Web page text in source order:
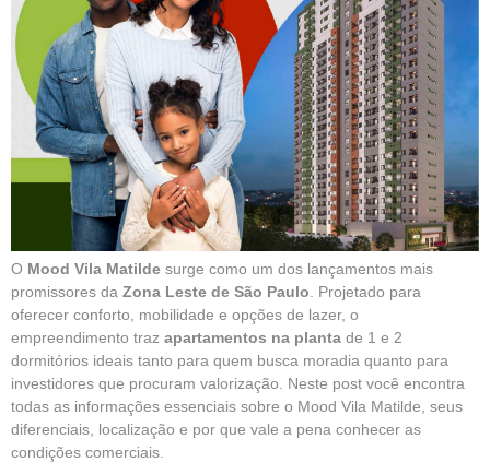
O Mood Vila Matilde surge como um dos lançamentos mais
promissores da Zona Leste de São Paulo . Projetado para
oferecer conforto, mobilidade e opções de lazer, o
empreendimento traz apartamentos na planta de 1 e 2
dormitórios ideais tanto para quem busca moradia quanto para
investidores que procuram valorização. Neste post você encontra
todas as informações essenciais sobre o Mood Vila Matilde, seus
diferenciais, localização e por que vale a pena conhecer as
condições comerciais.